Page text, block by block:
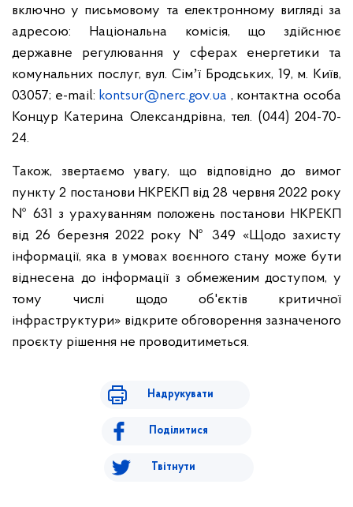
включно у письмовому та електронному вигляді за
адресою: Національна комісія, що здійснює
державне регулювання у сферах енергетики та
комунальних послуг, вул. Сімʼї Бродських, 19, м. Київ,
03057; e-mail: kontsur@nerc.gov.ua , контактна особа
Концур Катерина Олександрівна, тел. (044) 204-70-
24.
Також, звертаємо увагу, що відповідно до вимог
пункту 2 постанови НКРЕКП від 28 червня 2022 року
№ 631 з урахуванням положень постанови НКРЕКП
від 26 березня 2022 року № 349 «Щодо захисту
інформації, яка в умовах воєнного стану може бути
віднесена до інформації з обмеженим доступом, у
тому числі щодо об'єктів критичної
інфраструктури» відкрите обговорення зазначеного
проєкту рішення не проводитиметься.
Надрукувати
Поділитися
Твітнути